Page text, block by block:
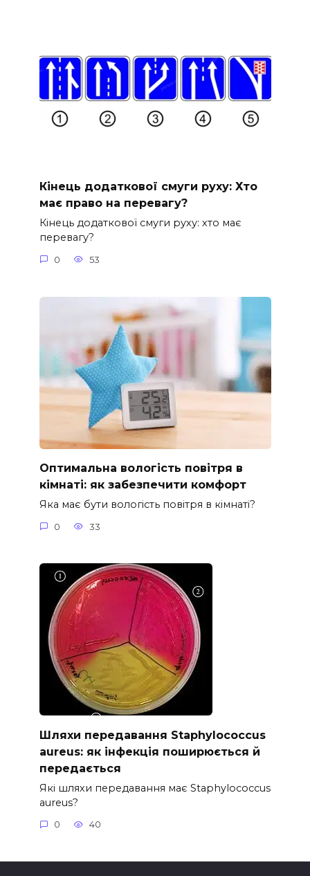
Кінець додаткової смуги руху: Хто
має право на перевагу?
Кінець додаткової смуги руху: хто має
перевагу?
0 53
Оптимальна вологість повітря в
кімнаті: як забезпечити комфорт
Яка має бути вологість повітря в кімнаті?
0 33
Шляхи передавання Staphylococcus
aureus: як інфекція поширюється й
передається
Які шляхи передавання має Staphylococcus
aureus?
0 40